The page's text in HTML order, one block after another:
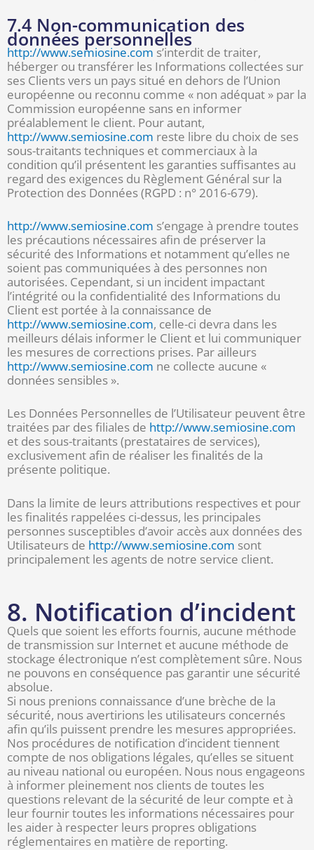
7.4 Non-communication des
données personnelles
http://www.semiosine.com s’interdit de traiter,
héberger ou transférer les Informations collectées sur
ses Clients vers un pays situé en dehors de l’Union
européenne ou reconnu comme « non adéquat » par la
Commission européenne sans en informer
préalablement le client. Pour autant,
http://www.semiosine.com reste libre du choix de ses
sous-traitants techniques et commerciaux à la
condition qu’il présentent les garanties suffisantes au
regard des exigences du Règlement Général sur la
Protection des Données (RGPD : n° 2016-679).
http://www.semiosine.com s’engage à prendre toutes
les précautions nécessaires afin de préserver la
sécurité des Informations et notamment qu’elles ne
soient pas communiquées à des personnes non
autorisées. Cependant, si un incident impactant
l’intégrité ou la confidentialité des Informations du
Client est portée à la connaissance de
http://www.semiosine.com, celle-ci devra dans les
meilleurs délais informer le Client et lui communiquer
les mesures de corrections prises. Par ailleurs
http://www.semiosine.com ne collecte aucune «
données sensibles ».
Les Données Personnelles de l’Utilisateur peuvent être
traitées par des filiales de http://www.semiosine.com
et des sous-traitants (prestataires de services),
exclusivement afin de réaliser les finalités de la
présente politique.
Dans la limite de leurs attributions respectives et pour
les finalités rappelées ci-dessus, les principales
personnes susceptibles d’avoir accès aux données des
Utilisateurs de http://www.semiosine.com sont
principalement les agents de notre service client.
8. Notification d’incident
Quels que soient les efforts fournis, aucune méthode
de transmission sur Internet et aucune méthode de
stockage électronique n’est complètement sûre. Nous
ne pouvons en conséquence pas garantir une sécurité
absolue.
Si nous prenions connaissance d’une brèche de la
sécurité, nous avertirions les utilisateurs concernés
afin qu’ils puissent prendre les mesures appropriées.
Nos procédures de notification d’incident tiennent
compte de nos obligations légales, qu’elles se situent
au niveau national ou européen. Nous nous engageons
à informer pleinement nos clients de toutes les
questions relevant de la sécurité de leur compte et à
leur fournir toutes les informations nécessaires pour
les aider à respecter leurs propres obligations
réglementaires en matière de reporting.